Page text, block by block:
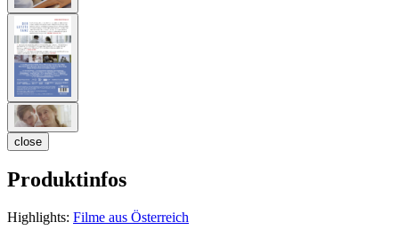
close
Produktinfos
Highlights: Filme aus Österreich